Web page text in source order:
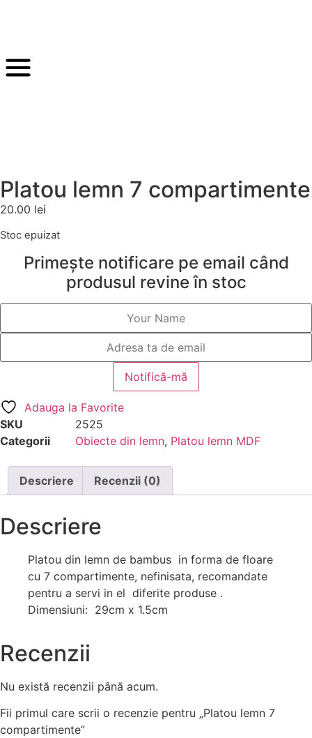
Platou lemn 7 compartimente
20.00 lei
Stoc epuizat
Primește notificare pe email când
produsul revine în stoc
Adauga la Favorite
SKU
2525
Categorii
Obiecte din lemn, Platou lemn MDF
Descriere Recenzii (0)
Descriere
Platou din lemn de bambus in forma de floare
cu 7 compartimente, nefinisata, recomandate
pentru a servi in el diferite produse .
Dimensiuni: 29cm x 1.5cm
Recenzii
Nu există recenzii până acum.
Fii primul care scrii o recenzie pentru „Platou lemn 7
compartimente”